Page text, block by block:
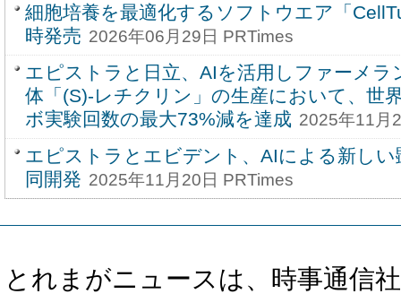
細胞培養を最適化するソフトウエア「
時発売 2026年06月29日 PRTimes
エピストラと日立、AIを活用しファーメラ
体「(S)-レチクリン」の生産において、世
ボ実験回数の最大73%減を達成 2025年11月
エピストラとエビデント、AIによる新しい
同開発 2025年11月20日 PRTimes
とれまがニュースは、時事通信